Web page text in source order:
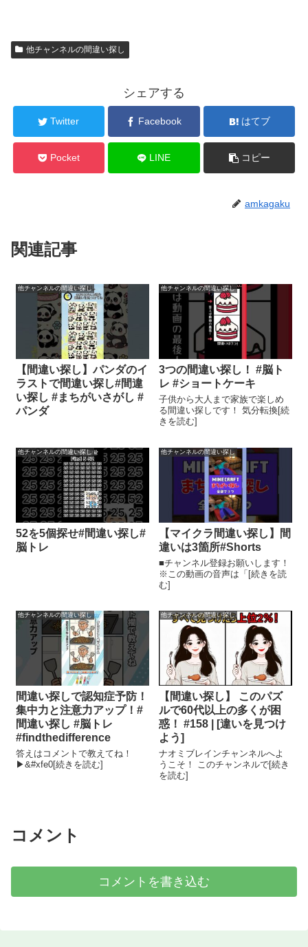
他チャンネルの間違い探し
シェアする
Twitter Facebook はてブ
Pocket LINE コピー
amkagaku
関連記事
他チャンネルの間違い探し
【間違い探し】パンダのイ
ラストで間違い探し#間違
い探し #まちがいさがし #
パンダ
他チャンネルの間違い探し
3つの間違い探し！ #脳ト
レ #ショートケーキ
子供から大人まで家族で楽しめ
る間違い探しです！ 気分転換[続
きを読む]
他チャンネルの間違い探し
52を5個探せ#間違い探し#
脳トレ
他チャンネルの間違い探し
【マイクラ間違い探し】間
違いは3箇所#Shorts
■チャンネル登録お願いします！
※この動画の音声は「[続きを読
む]
他チャンネルの間違い探し
間違い探しで認知症予防！
集中力と注意力アップ！#
間違い探し #脳トレ
#findthedifference
答えはコメントで教えてね！
▶&#xfe0[続きを読む]
他チャンネルの間違い探し
【間違い探し】 このパズ
ルで60代以上の多くが困
惑！ #158 | [違いを見つけ
よう]
ナオミブレインチャンネルへよ
うこそ！ このチャンネルで[続き
を読む]
コメント
コメントを書き込む